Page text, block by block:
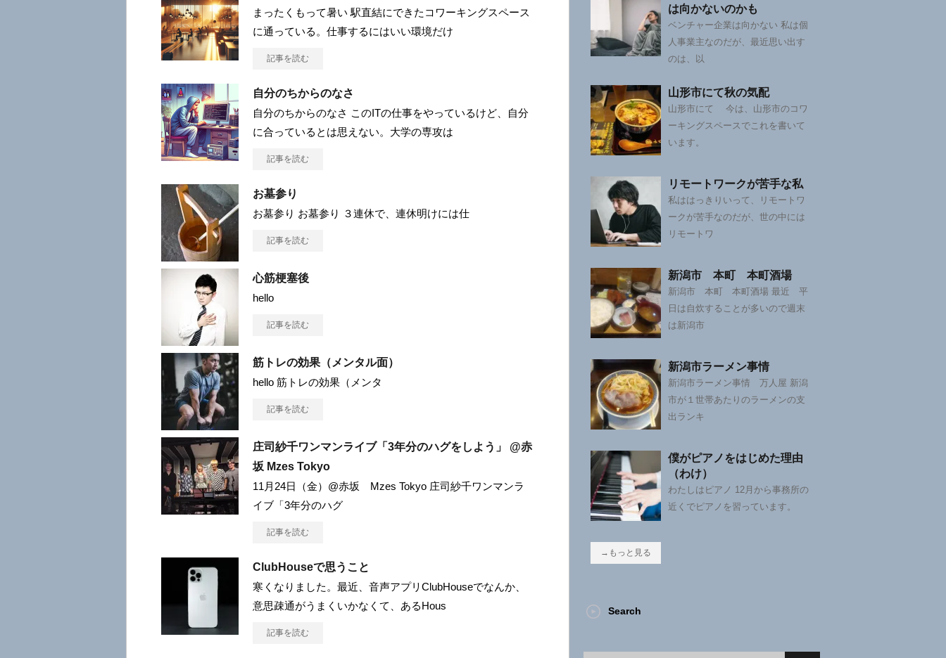
まったくもって暑い 駅直結にできたコワーキングスペース
に通っている。仕事するにはいい環境だけ
記事を読む
自分のちからのなさ
自分のちからのなさ このITの仕事をやっているけど、自分
に合っているとは思えない。大学の専攻は
記事を読む
お墓参り
お墓参り お墓参り ３連休で、連休明けには仕
記事を読む
心筋梗塞後
hello
記事を読む
筋トレの効果（メンタル面）
hello 筋トレの効果（メンタ
記事を読む
庄司紗千ワンマンライブ「3年分のハグをしよう」 @赤
坂 Mzes Tokyo
11月24日（金）@赤坂 Mzes Tokyo 庄司紗千ワンマンラ
イブ「3年分のハグ
記事を読む
ClubHouseで思うこと
寒くなりました。最近、音声アプリClubHouseでなんか、
意思疎通がうまくいかなくて、あるHous
記事を読む
は向かないのかも
ベンチャー企業は向かない 私は個
人事業主なのだが、最近思い出す
のは、以
山形市にて秋の気配
山形市にて 今は、山形市のコワ
ーキングスペースでこれを書いて
います。
リモートワークが苦手な私
私ははっきりいって、リモートワ
ークが苦手なのだが、世の中には
リモートワ
新潟市 本町 本町酒場
新潟市 本町 本町酒場 最近 平
日は自炊することが多いので週末
は新潟市
新潟市ラーメン事情
新潟市ラーメン事情 万人屋 新潟
市が１世帯あたりのラーメンの支
出ランキ
僕がピアノをはじめた理由
（わけ）
わたしはピアノ 12月から事務所の
近くでピアノを習っています。
→もっと見る
Search